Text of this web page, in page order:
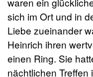
sich im Ort und in
Liebe zueinander
Heinrich ihren
einen Ring. Sie
nächtlichen